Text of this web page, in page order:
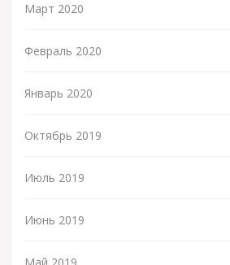
Март 2020
Февраль 2020
Январь 2020
Октябрь 2019
Июль 2019
Июнь 2019